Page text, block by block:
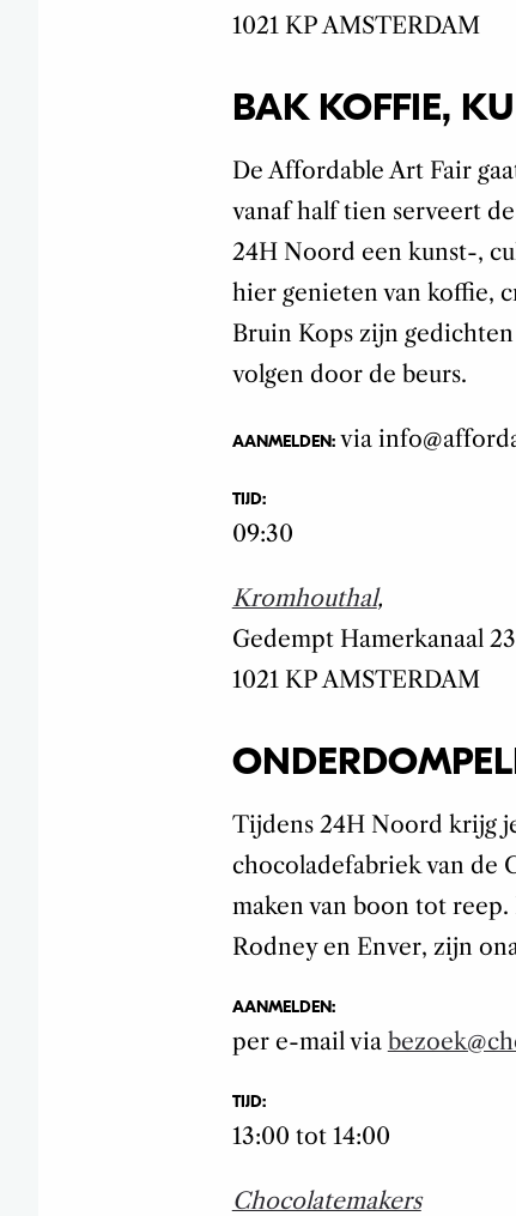
1021 KPAMSTERDAM
BAK KOFFIE,
De Affordable Art Fair
vanaf half tien serveert
24H Noord een kunst-,
hier genieten van koffie,
Bruin Kops zijn
volgen door de beurs.
AANMELDEN: via
TIJD:
09:30
Kromhouthal,
Gedempt Hamerkanaal
1021 KPAMSTERDAM
Tijdens 24H Noord krijg
chocoladefabriek van de
maken van boon tot
Rodney en Enver, zijn
AANMELDEN:
per e-mail via
TIJD:
13:00 tot 14:00
Chocolatemakers